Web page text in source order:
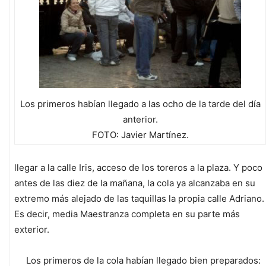
Los primeros habían llegado a las ocho de la tarde del día
anterior.
FOTO: Javier Martínez.
llegar a la calle Iris, acceso de los toreros a la plaza. Y poco
antes de las diez de la mañana, la cola ya alcanzaba en su
extremo más alejado de las taquillas la propia calle Adriano.
Es decir, media Maestranza completa en su parte más
exterior.
Los primeros de la cola habían llegado bien preparados: